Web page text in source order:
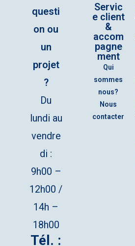
questi
on ou
un
projet
?
Du
lundi au
vendre
di :
9h00 –
12h00 /
14h –
18h00
Tél. :
Servic
e client
&
accom
pagne
ment
Qui
sommes
nous?
Nous
contacter